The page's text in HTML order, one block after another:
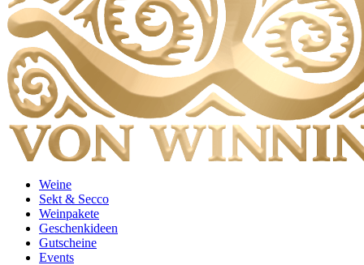
Weine
Sekt & Secco
Weinpakete
Geschenkideen
Gutscheine
Events